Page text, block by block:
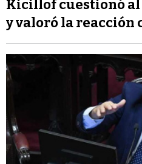
Kicillof cuestionó
y valoró la reacción